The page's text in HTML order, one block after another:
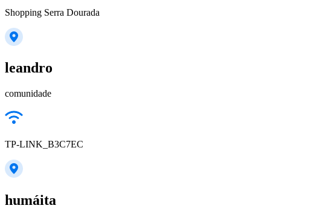
Shopping Serra Dourada
leandro
comunidade
TP-LINK_B3C7EC
humáita